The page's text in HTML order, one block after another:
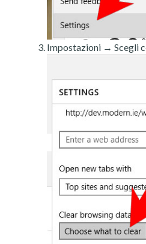
Impostazioni → Scegli